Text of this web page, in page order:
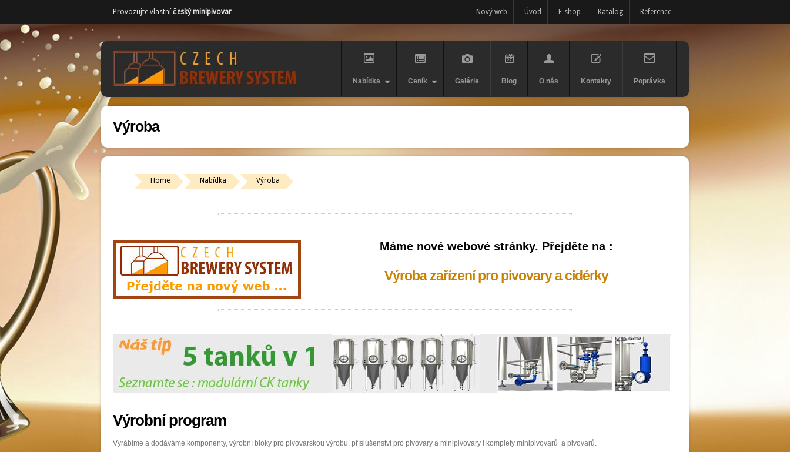
Provozujte vlastní český minipivovar Nový web Úvod E-shop Katalog Reference
Nabídka Ceník Galérie Blog O nás Kontakty Poptávka
Výroba
Home Nabídka Výroba
Máme nové webové stránky. Přejděte na :
Výroba zařízení pro pivovary a cidérky
Výrobní program
Vyrábíme a dodáváme komponenty, výrobní bloky pro pivovarskou výrobu, příslušenství pro pivovary a minipivovary i komplety minipivovarů a pivovarů.